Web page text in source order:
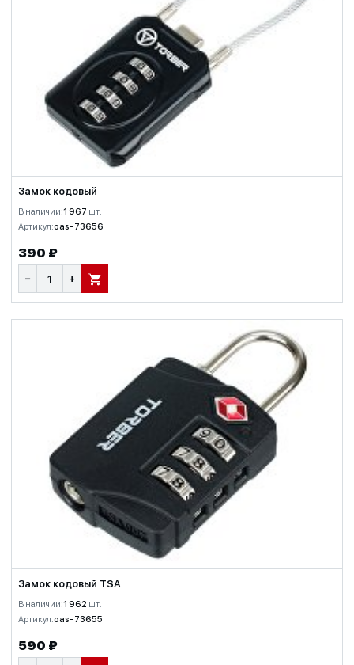
Замок кодовый
В наличии:1 967 шт.
Артикул:oas-73656
390 ₽
− + В КОРЗИНУ
Замок кодовый TSA
В наличии:1 962 шт.
Артикул:oas-73655
590 ₽